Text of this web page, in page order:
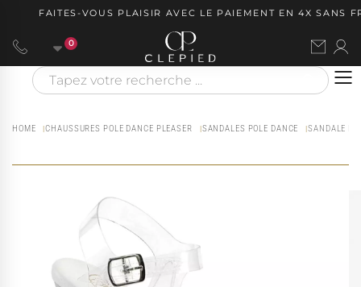
FAITES-VOUS PLAISIR AVEC LE PAIEMENT EN 4X SANS
0
HOME CHAUSSURES POLE DANCE PLEASER SANDALES POLE DANCE SANDALE